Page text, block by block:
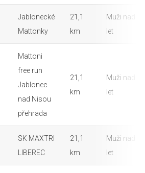
Jablonecké
Mattonky
21,1
km
Muži nad 50
let
Mattoni
free run
Jablonec
nad Nisou
přehrada
21,1
km
Muži nad 50
let
SK MAXTRI
LIBEREC
21,1
km
Muži nad 50
let